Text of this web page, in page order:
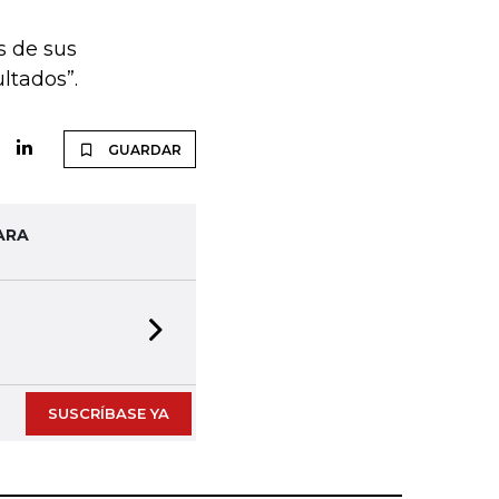
de sus
GUARDAR
SUSCRÍBASE YA